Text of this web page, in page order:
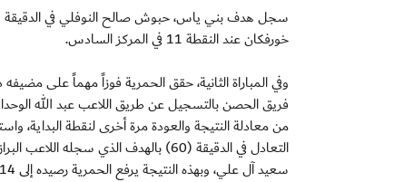
خورفكان عند النقطة 11 في المركز السادس.
وفي المباراة الثانية، حقق الحمرية فوزاً مهماً على
سعيد آل علي، وبهذه النتيجة يرفع الحمرية رصيده إلى 14 نقطة متقدماً للمركز الرابع، بينما تجمد رصيد دبا الحصن عند 6 نقاط في المركز التاسع.